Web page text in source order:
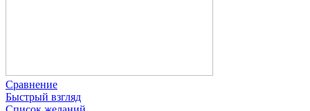
Сравнение
Быстрый взгляд